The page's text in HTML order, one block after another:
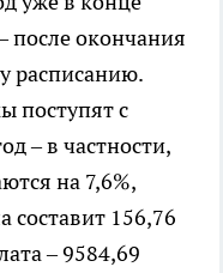
после окончания
расписанию.
поступят с
– в частности,
на 7,6%,
составит 156,76
– 9584,69